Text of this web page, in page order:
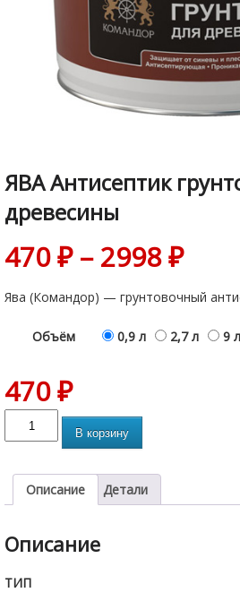
ЯВА Антисептик
древесины
470₽ – 2998₽
Ява (Командор) — грунтовочный
Объём 0,9 л 2,7 л 9 л
470₽
В корзину
Описание Детали
Описание
ТИП